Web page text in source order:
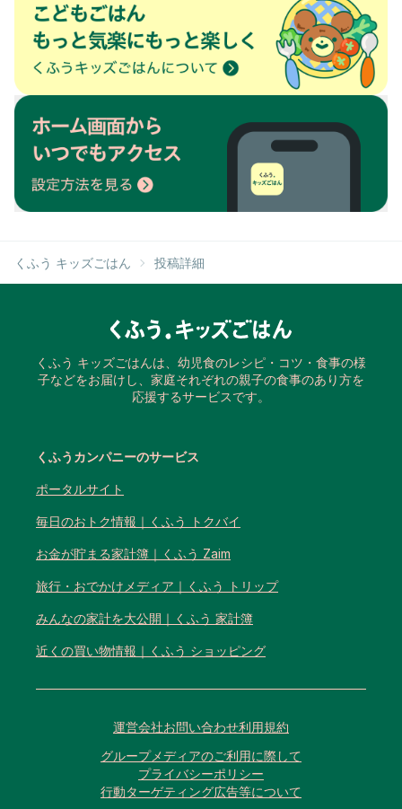
くふう キッズごはん 投稿詳細
くふう キッズごはんは、幼児食のレシピ・コツ・食事の様
子などをお届けし、家庭それぞれの親子の食事のあり方を
応援するサービスです。
くふうカンパニーのサービス
ポータルサイト
毎日のおトク情報｜くふう トクバイ
お金が貯まる家計簿｜くふう Zaim
旅行・おでかけメディア｜くふう トリップ
みんなの家計を大公開｜くふう 家計簿
近くの買い物情報｜くふう ショッピング
運営会社お問い合わせ利用規約
グループメディアのご利用に際して
プライバシーポリシー
行動ターゲティング広告等について